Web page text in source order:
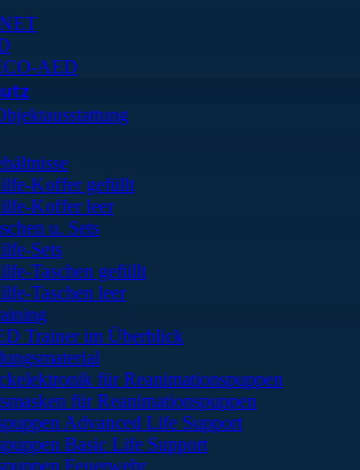
AED
Koffer gefüllt
Koffer leer
u. Sets
Sets
Taschen gefüllt
Taschen leer
Trainer im Überblick
für Reanimationspuppen
für Reanimationspuppen
Advanced Life Support
Basic Life Support